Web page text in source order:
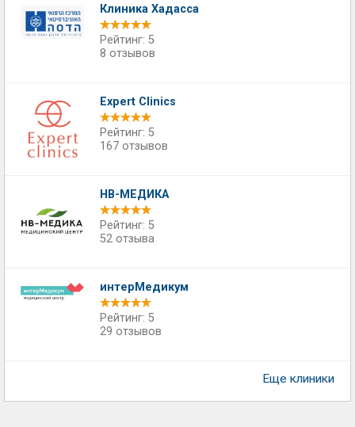
Клиника Хадасса
Рейтинг: 5
8 отзывов
Expert Clinics
Рейтинг: 5
167 отзывов
НВ-МЕДИКА
Рейтинг: 5
52 отзыва
интерМедикум
Рейтинг: 5
29 отзывов
Еще клиники